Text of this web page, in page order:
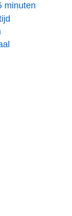
minuten